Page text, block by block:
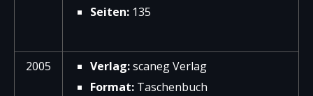
Seiten: 135
2005 Verlag:scaneg Verlag
Format: Taschenbuch